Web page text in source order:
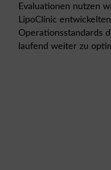
Evaluationen nutzen
LipoClinic
Operationsstandards
laufend weiter zu